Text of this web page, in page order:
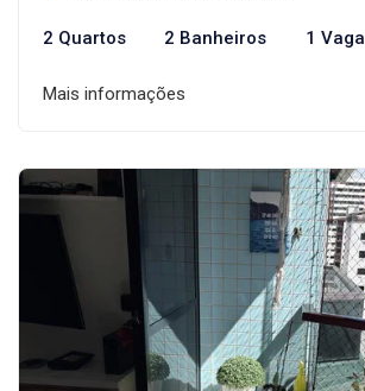
2 Quartos 2 Banheiros 1 Vaga
Mais informações